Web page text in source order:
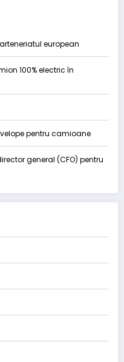
european
100% electric în
pentru camioane
general (CFO) pentru